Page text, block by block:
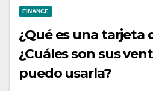
FINANCE
¿Qué es una tarjeta
¿Cuáles son sus
puedo usarla?